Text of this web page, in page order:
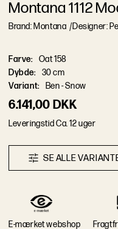
6.141,00 DKK
Leveringstid Ca. 12 uger
Montana 1112
Brand: Montana /Designer:
SEALLEVAR ANT
Farve:
Oat 158
Dybde:
30 cm
Variant: Ben - Snow
E-mærket webshop